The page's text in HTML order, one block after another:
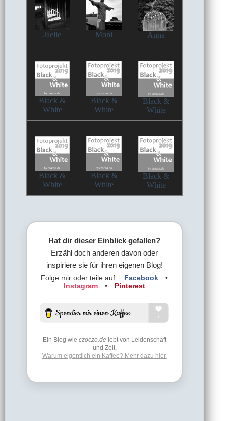
Jaelle Moni Anna
Black &
White
Black &
White
Black &
White
Black &
White
Black &
White
Black &
White
Hat dir dieser Einblick gefallen?
Erzähl doch anderen davon oder
inspiriere sie für ihren eigenen Blog!
Folge mir oder teile auf: Facebook
•
Instagram
• Pinterest
Ein Blog wie czoczo.delebt von Leidenschaft
und Zeit.
Warum eigentlich ein Kaffee? Mehr dazu hier.